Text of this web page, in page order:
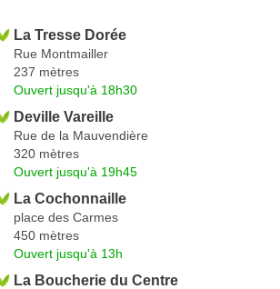
La Tresse Dorée
Rue Montmailler
237 mètres
Ouvert jusqu'à 18h30
Deville Vareille
Rue de la Mauvendière
320 mètres
Ouvert jusqu'à 19h45
La Cochonnaille
place des Carmes
450 mètres
Ouvert jusqu'à 13h
La Boucherie du Centre